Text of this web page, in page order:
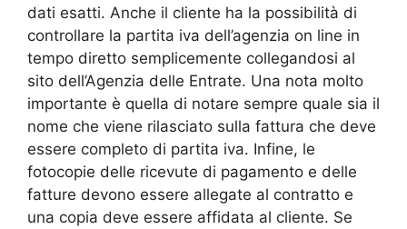
dati esatti. Anche il cliente ha la possibilità di
controllare la partita iva dell’agenzia on line in
tempo diretto semplicemente collegandosi al
sito dell’Agenzia delle Entrate. Una nota molto
importante è quella di notare sempre quale sia il
nome che viene rilasciato sulla fattura che deve
essere completo di partita iva. Infine, le
fotocopie delle ricevute di pagamento e delle
fatture devono essere allegate al contratto e
una copia deve essere affidata al cliente. Se